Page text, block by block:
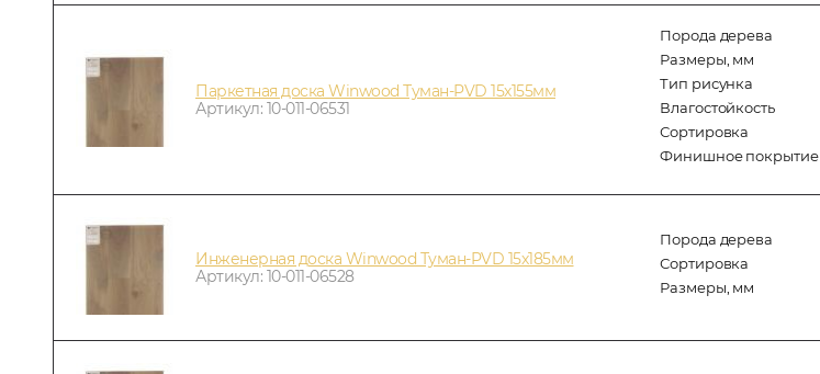
Паркетная доска Winwood Туман-PVD 15х155мм
Артикул: 10-011-06531
Порода дерева
Размеры, мм
Тип рисунка
Влагостойкость
Сортировка
Финишное покрытие
Инженерная доска Winwood Туман-PVD 15х185мм
Артикул: 10-011-06528
Порода дерева
Сортировка
Размеры, мм